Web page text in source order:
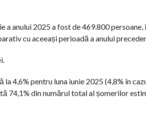
anului 2025 a fost de 469.800 persoane,
cu aceeași perioadă a anului
4,6% pentru luna iunie 2025 (4,8% în
74,1% din numărul total al șomerilor